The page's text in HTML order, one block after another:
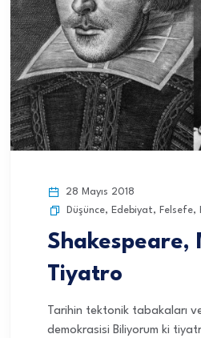
28 Mayıs 2018
Düşünce, Edebiyat, Felsefe,
Shakespeare,
Tiyatro
Tarihin tektonik tabakaları
demokrasisi Biliyorum ki